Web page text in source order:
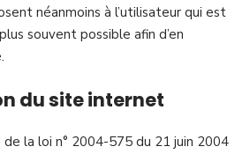
néanmoins à l’utilisateur qui est
souvent possible afin d’en
du site internet
de la loi n° 2004-575 du 21 juin 2004